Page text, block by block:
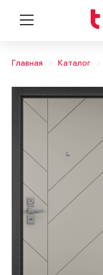
Главная Каталог